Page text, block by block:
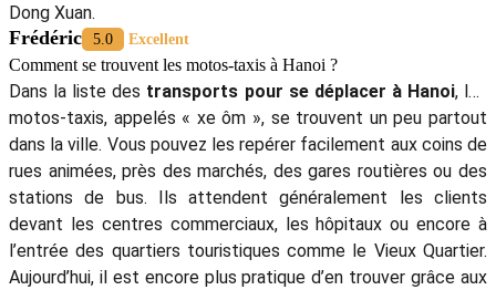
Dong Xuan.
Frédéric 5.0 Excellent
Comment se trouvent les motos-taxis à Hanoi ?
Dans la liste des transports pour se déplacer à Hanoi, les
motos-taxis, appelés « xe ôm », se trouvent un peu partout
dans la ville. Vous pouvez les repérer facilement aux coins de
rues animées, près des marchés, des gares routières ou des
stations de bus. Ils attendent généralement les clients
devant les centres commerciaux, les hôpitaux ou encore à
l’entrée des quartiers touristiques comme le Vieux Quartier.
Aujourd’hui, il est encore plus pratique d’en trouver grâce aux